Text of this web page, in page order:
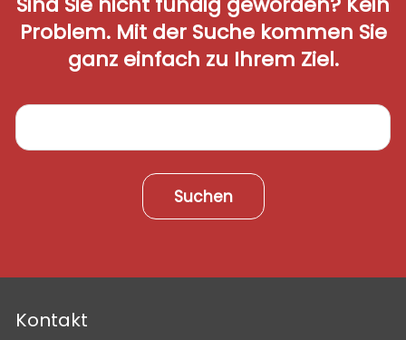
Login
Problem. Mit der Suche kommen Sie
ganz einfach zu Ihrem Ziel.
Suchen
Kontakt